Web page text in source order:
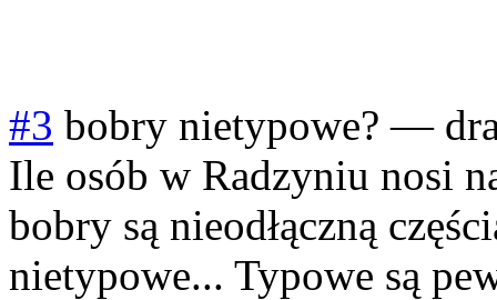
#3 bobry nietypowe? —
Ile osób w Radzyniu nosi
bobry są nieodłączną
nietypowe... Typowe są